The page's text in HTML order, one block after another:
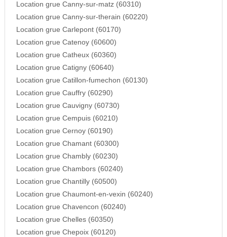
Location grue Canny-sur-matz (60310)
Location grue Canny-sur-therain (60220)
Location grue Carlepont (60170)
Location grue Catenoy (60600)
Location grue Catheux (60360)
Location grue Catigny (60640)
Location grue Catillon-fumechon (60130)
Location grue Cauffry (60290)
Location grue Cauvigny (60730)
Location grue Cempuis (60210)
Location grue Cernoy (60190)
Location grue Chamant (60300)
Location grue Chambly (60230)
Location grue Chambors (60240)
Location grue Chantilly (60500)
Location grue Chaumont-en-vexin (60240)
Location grue Chavencon (60240)
Location grue Chelles (60350)
Location grue Chepoix (60120)